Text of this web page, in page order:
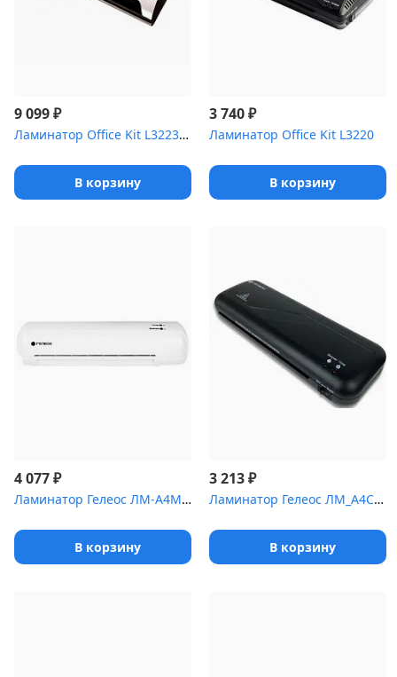
9 099₽
Ламинатор Office Kit L3223 A3 (75-150мкм) 35см/мин (4вал.) хол.ла...
В корзину
3 740₽
Ламинатор Office Kit L3220
В корзину
4 077₽
Ламинатор Гелеос ЛМ-А4Мини белый A4 (75-150мкм) 32см/мин (2вал.) ...
В корзину
3 213₽
Ламинатор Гелеос ЛМ_А4C черный A4 (75-150мкм) 30см/мин (2вал.) ла...
В корзину